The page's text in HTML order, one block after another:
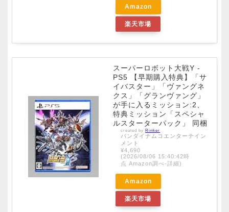
Amazon
楽天市場
スーパーロボット大戦Y -
PS5 【早期購入特典】「サ
イバスター」「ヴァングネ
クス」「グランヴァング」
が手に入るミッション:2、
特典ミッション「スペシャ
ルスターターパック」 同梱
created by Rinker
バンダイナムコエンターテイン
メント
¥4,690
(2026/08/06 15:40:42時
点 Amazon調べ-詳細)
Amazon
楽天市場